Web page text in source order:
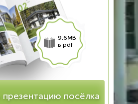
9.6MB
в pdf
презентацию посёлка